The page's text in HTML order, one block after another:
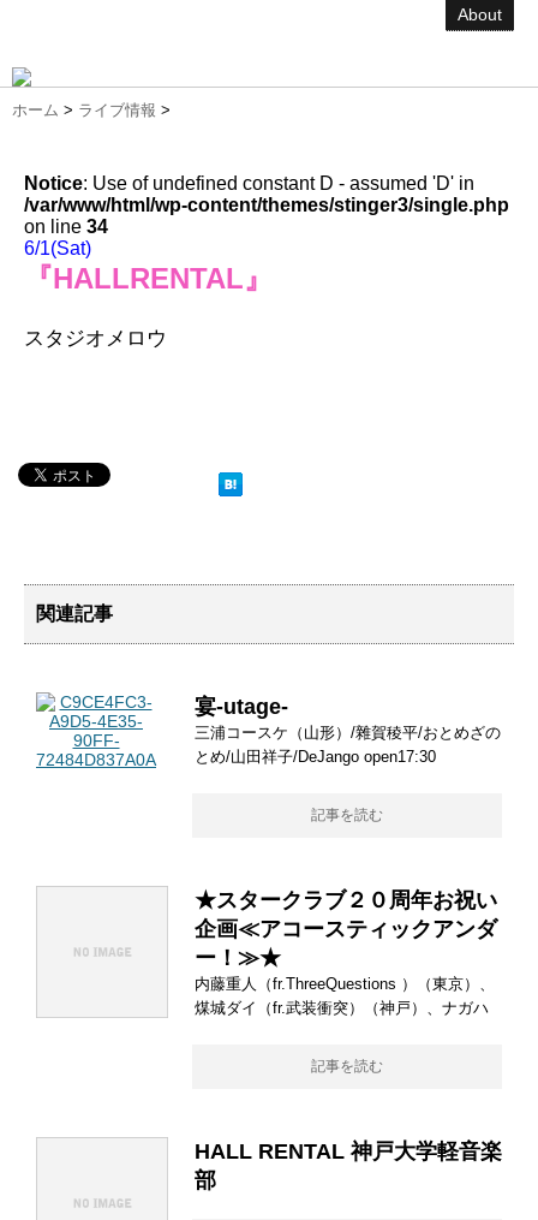
About
ホーム > ライブ情報 >
Notice: Use of undefined constant D - assumed 'D' in
/var/www/html/wp-content/themes/stinger3/single.php
on line 34
6/1(Sat)
『HALLRENTAL』
スタジオメロウ
関連記事
宴-utage-
三浦コースケ（山形）/雜賀稜平/おとめざの
とめ/山田祥子/DeJango open17:30
記事を読む
★スタークラブ２０周年お祝い
企画≪アコースティックアンダ
ー！≫★
内藤重人（fr.ThreeQuestions ）（東京）、
煤城ダイ（fr.武装衝突）（神戸）、ナガハ
記事を読む
HALL RENTAL 神戸大学軽音楽
部